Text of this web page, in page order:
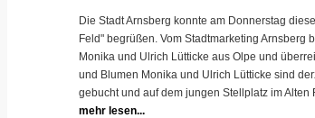
Die Stadt Arnsberg konnte am Donnerstag
Feld" begrüßen. Vom Stadtmarketing
Monika und Ulrich Lütticke aus Olpe und
und Blumen Monika und Ulrich Lütticke sind
gebucht und auf dem jungen Stellplatz im
mehr lesen...